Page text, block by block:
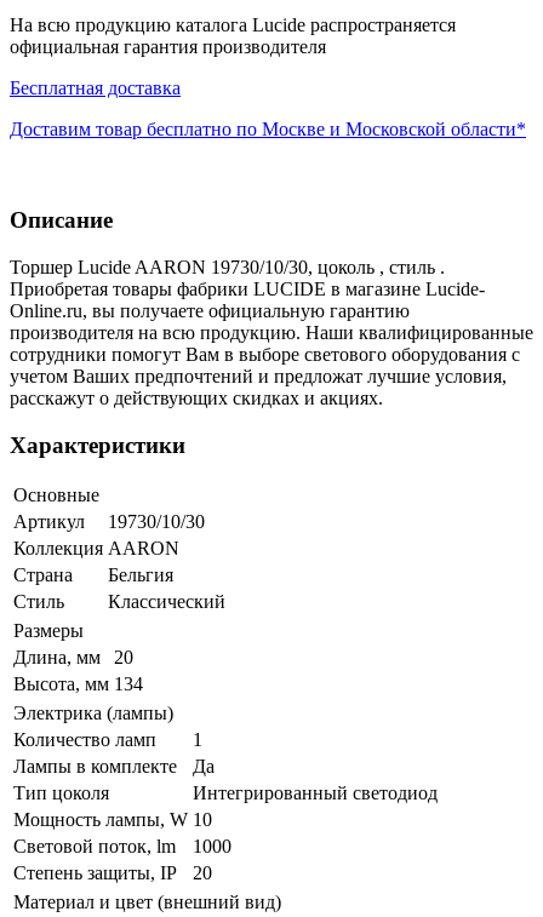
На всю продукцию каталога Lucide распространяется
официальная гарантия производителя
Бесплатная доставка
Доставим товар бесплатно по Москве и Московской области*
Описание
Торшер Lucide AARON 19730/10/30, цоколь , стиль .
Приобретая товары фабрики LUCIDE в магазине Lucide-
Online.ru, вы получаете официальную гарантию
производителя на всю продукцию. Наши квалифицированные
сотрудники помогут Вам в выборе светового оборудования с
учетом Ваших предпочтений и предложат лучшие условия,
расскажут о действующих скидках и акциях.
Характеристики
Основные
Артикул
19730/10/30
Коллекция AARON
Страна
Бельгия
Стиль
Классический
Размеры
Длина, мм
20
Высота, мм 134
Электрика (лампы)
Количество ламп
1
Лампы в комплекте
Да
Тип цоколя
Интегрированный светодиод
Мощность лампы, W 10
Световой поток, lm
1000
Степень защиты, IP
20
Материал и цвет (внешний вид)